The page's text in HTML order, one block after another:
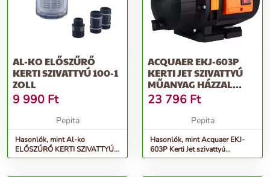
AL-KO ELŐSZŰRŐ
KERTI SZIVATTYÚ 100-1
ZOLL
9 990 Ft
Pepita
Hasonlók, mint Al-ko
ELŐSZŰRŐ KERTI SZIVATTYÚ
100-1 ZOLL
ACQUAER EKJ-603P
KERTI JET SZIVATTYÚ
MŰANYAG HÁZZAL
(600W / 1&QUO...
23 796 Ft
Pepita
Hasonlók, mint Acquaer EKJ-
603P Kerti Jet szivattyú
műanyag házzal (600W /